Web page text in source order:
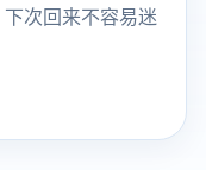
次回来不容易迷